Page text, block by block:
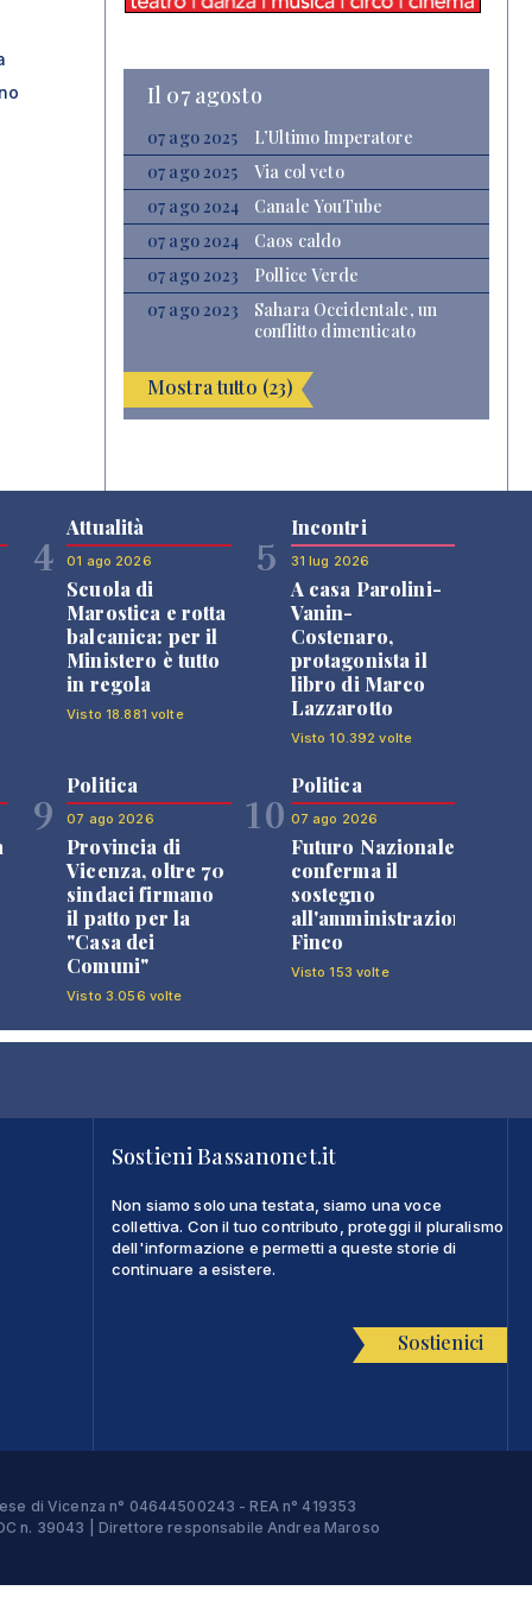
Il 07 agosto
07 ago 2025
L’Ultimo Imperatore
07 ago 2025
Via col veto
07 ago 2024
Canale YouTube
07 ago 2024
Caos caldo
07 ago 2023
Pollice Verde
07 ago 2023
Sahara Occidentale, un
conflitto dimenticato
Mostra tutto (23)
4
Attualità
01 ago 2026
Scuola di
Marostica e rotta
balcanica: per il
Ministero è tutto
in regola
Visto 18.881 volte
5
Incontri
31 lug 2026
A casa Parolini-
Vanin-
Costenaro,
protagonista il
libro di Marco
Lazzarotto
Visto 10.392 volte
9
Politica
07 ago 2026
Provincia di
Vicenza, oltre 70
sindaci firmano
il patto per la
"Casa dei
Comuni"
Visto 3.056 volte
10
Politica
07 ago 2026
Futuro Nazionale
conferma il
sostegno
all'amministrazione
Finco
Visto 153 volte
Sostieni Bassanonet.it
Non siamo solo una testata, siamo una voce
collettiva. Con il tuo contributo, proteggi il pluralismo
dell'informazione e permetti a queste storie di
continuare a esistere.
Sostienici
di Vicenza n° 04644500243 - REA n° 419353
n. 39043 | Direttore responsabile Andrea Maroso